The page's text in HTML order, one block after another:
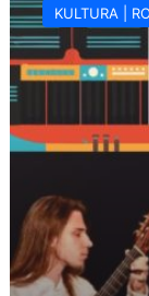
w
Muzycznym
Bunkrze
JDK
KULTURA |